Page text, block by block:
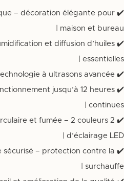
– décoration élégante pour
maison et bureau |
et diffusion d’huiles
essentielles |
✔️ Ultra-silencieux (<25 dB) – technologie à ultrasons avancée |
jusqu’à 12 heures
continues |
et fumée – 2 couleurs
d’éclairage LED |
sécurisé – protection contre la
surchauffe |